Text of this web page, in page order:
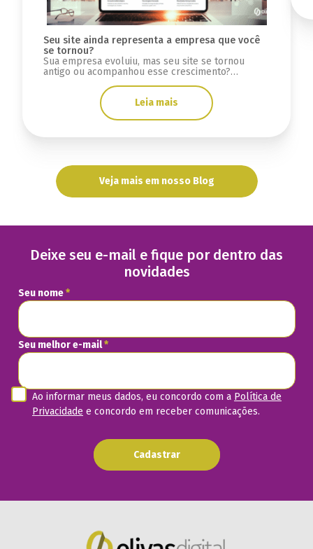
Seu site ainda representa a empresa que você
se tornou?
Sua empresa evoluiu, mas seu site se tornou
antigo ou acompanhou esse crescimento?
Leia mais
Veja mais em nosso Blog
Deixe seu e-mail e fique por dentro das
novidades
Seu nome*
Seu melhor e-mail*
Ao informar meus dados, eu concordo com a Política de
Privacidade e concordo em receber comunicações.
Cadastrar